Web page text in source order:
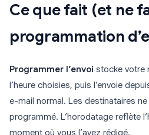
Ce que fait (et ne
programmation
Programmer l’envoi stocke votre
l’heure choisies, puis l’envoie
e-mail normal. Les destinataires ne
programmé. L’horodatage reflète
moment où vous l’avez rédigé.